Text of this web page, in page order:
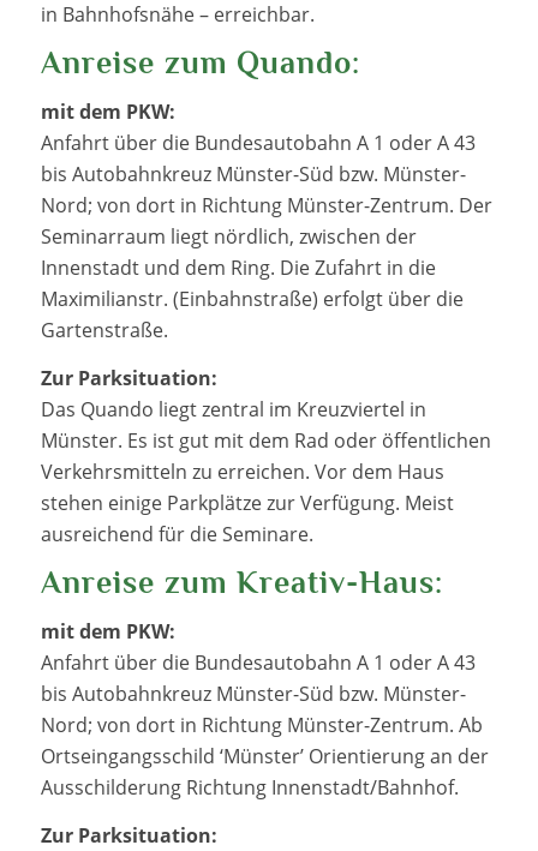
in Bahnhofsnähe – erreichbar.
Anreise zum Quando:
mit dem PKW:
Anfahrt über die Bundesautobahn A 1 oder A 43
bis Autobahnkreuz Münster-Süd bzw. Münster-
Nord; von dort in Richtung Münster-Zentrum. Der
Seminarraum liegt nördlich, zwischen der
Innenstadt und dem Ring. Die Zufahrt in die
Maximilianstr. (Einbahnstraße) erfolgt über die
Gartenstraße.
Zur Parksituation:
Das Quando liegt zentral im Kreuzviertel in
Münster. Es ist gut mit dem Rad oder öffentlichen
Verkehrsmitteln zu erreichen. Vor dem Haus
stehen einige Parkplätze zur Verfügung. Meist
ausreichend für die Seminare.
Anreise zum Kreativ-Haus:
mit dem PKW:
Anfahrt über die Bundesautobahn A 1 oder A 43
bis Autobahnkreuz Münster-Süd bzw. Münster-
Nord; von dort in Richtung Münster-Zentrum. Ab
Ortseingangsschild ‘Münster’ Orientierung an der
Ausschilderung Richtung Innenstadt/Bahnhof.
Zur Parksituation: